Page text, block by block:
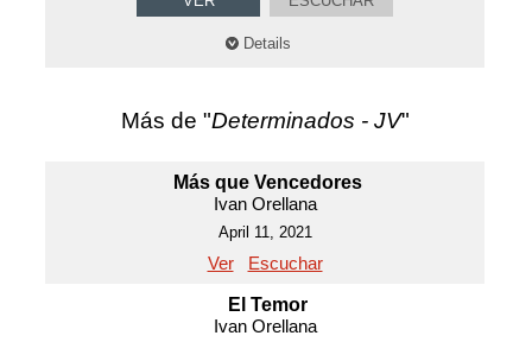
Details
Más de "Determinados - JV"
Más que Vencedores
Ivan Orellana
April 11, 2021
Ver Escuchar
El Temor
Ivan Orellana